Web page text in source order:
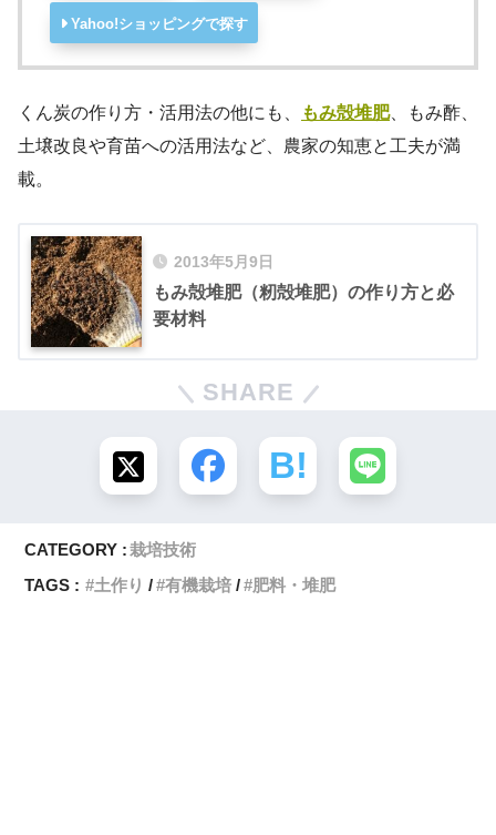
Yahoo!ショッピングで探す
くん炭の作り方・活用法の他にも、 もみ殻堆肥、もみ酢、
土壌改良や育苗への活用法など、農家の知恵と工夫が満
載。
2013年5月9日
もみ殻堆肥（籾殻堆肥）の作り方と必
要材料
SHARE
CATEGORY :栽培技術
TAGS :
土作り 有機栽培 肥料・堆肥